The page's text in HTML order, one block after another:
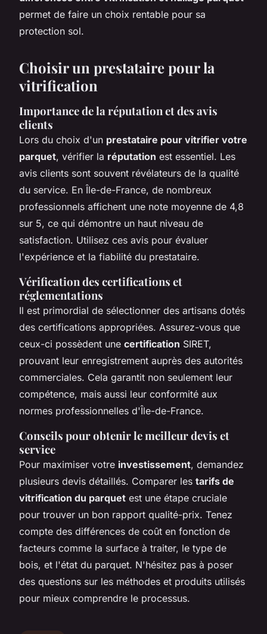
permet de faire un choix rentable pour sa
protection sol.
Choisir un prestataire pour la
vitrification
Importance de la réputation et des avis
clients
Lors du choix d'un prestataire pour vitrifier votre
parquet, vérifier la réputation est essentiel. Les
avis clients sont souvent révélateurs de la qualité
du service. En Île-de-France, de nombreux
professionnels affichent une note moyenne de 4,8
sur 5, ce qui démontre un haut niveau de
satisfaction. Utilisez ces avis pour évaluer
l'expérience et la fiabilité du prestataire.
Vérification des certifications et
réglementations
Il est primordial de sélectionner des artisans dotés
des certifications appropriées. Assurez-vous que
ceux-ci possèdent une certification SIRET,
prouvant leur enregistrement auprès des autorités
commerciales. Cela garantit non seulement leur
compétence, mais aussi leur conformité aux
normes professionnelles d'Île-de-France.
Conseils pour obtenir le meilleur devis et
service
Pour maximiser votre investissement, demandez
plusieurs devis détaillés. Comparer les tarifs de
vitrification du parquet est une étape cruciale
pour trouver un bon rapport qualité-prix. Tenez
compte des différences de coût en fonction de
facteurs comme la surface à traiter, le type de
bois, et l'état du parquet. N'hésitez pas à poser
des questions sur les méthodes et produits utilisés
pour mieux comprendre le processus.